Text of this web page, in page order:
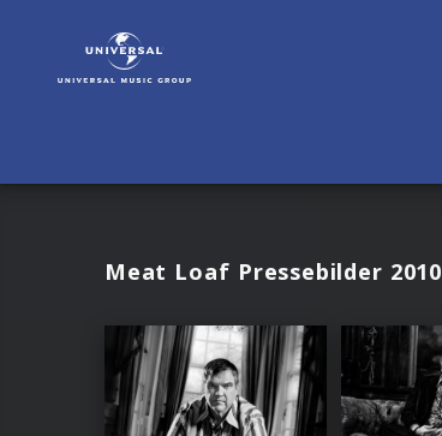
Meat Loaf Pressebilder 2010